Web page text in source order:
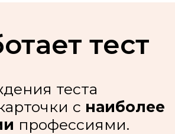
тест
теста
с наиболее
профессиями.